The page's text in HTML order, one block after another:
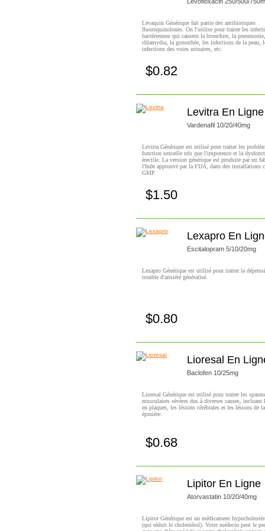
Levaquin Générique fait partie des antibiotiques
fluoroquinolones. On l'utilise pour traiter les
bactériennes qui causent la bronchite, la
chlamydia, la gonorrhée, les infections de la peau,
infections des voies urinaires, etc.
$0.82
Levitra En Ligne
Vardenafil 10/20/40mg
Levitra Générique est utilisé pour traiter les
fonction sexuelle tels que l'impotence et la
érectile. La version générique est produite par un
l'Inde approuvé par la FDA, dans des installations
GMP.
$1.50
Lexapro En
Escitalopram 5/10/20mg
Lexapro Générique est utilisé pour traiter la
trouble d'anxiété généralisé.
$0.80
Lioresal En
Baclofen 10/25mg
Lioresal Générique est utilisé pour traiter les
musculaires sévères dus à diverses causes, incluant
en plaques, les lésions cérébrales et les lésions de
épinière.
$0.68
Lipitor En Ligne
Atorvastatin 10/20/40mg
Lipitor Générique est un médicament
(qui réduit le cholestérol). Votre médecin peut le